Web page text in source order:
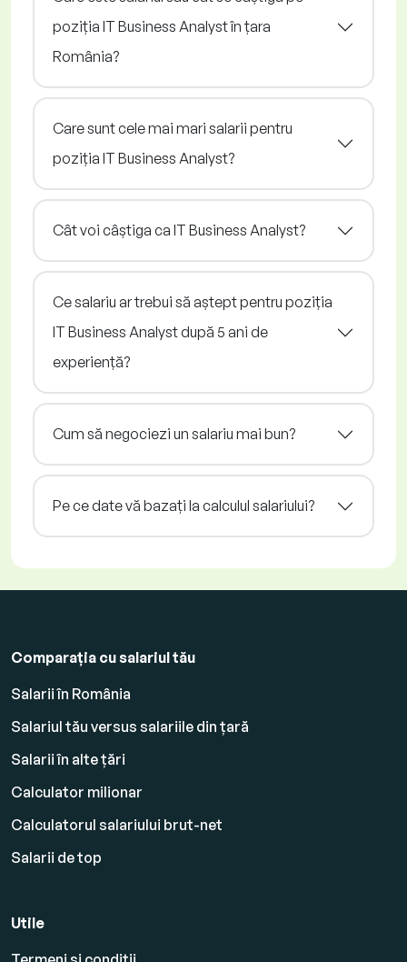
poziția IT Business Analyst în țara
România?
Care sunt cele mai mari salarii pentru
poziția IT Business Analyst?
Cât voi câștiga ca IT Business Analyst?
Ce salariu ar trebui să aștept pentru poziția
IT Business Analyst după 5 ani de
experiență?
Cum să negociezi un salariu mai bun?
Pe ce date vă bazați la calculul salariului?
Comparația cu salariul tău
Salarii în România
Salariul tău versus salariile din țară
Salarii în alte țări
Calculator milionar
Calculatorul salariului brut-net
Salarii de top
Utile